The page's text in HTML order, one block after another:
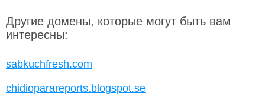
Другие домены, которые могут быть вам
интересны:
sabkuchfresh.com
chidioparareports.blogspot.se